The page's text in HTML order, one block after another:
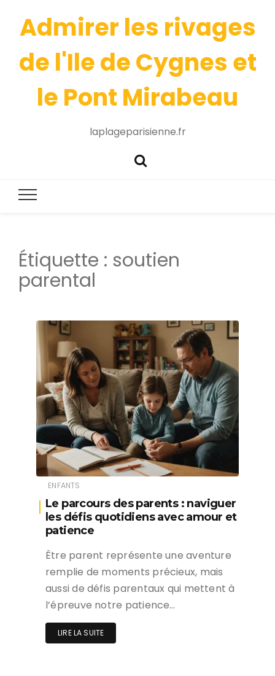
Admirer les rivages
de l'Ile de Cygnes et
le Pont Mirabeau
laplageparisienne.fr
Étiquette : soutien
parental
ENFANTS
Le parcours des parents : naviguer
les défis quotidiens avec amour et
patience
Être parent représente une aventure
remplie de moments précieux, mais
aussi de défis parentaux qui mettent à
l’épreuve notre patience…
LIRE LA SUITE